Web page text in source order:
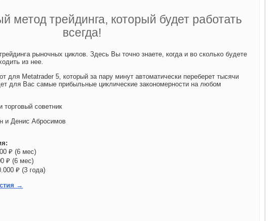
метод трейдинга, который будет работать
всегда!
рыночных циклов. Здесь Вы точно знаете, когда и во сколько будете
из нее.
для Metatrader 5, который за пару минут автоматически переберет тысячи
для Вас самые прибыльные циклические закономерности на любом
торговый советник
и Денис Абросимов
₽ (6 мес)
₽ (6 мес)
₽ (3 года)
→